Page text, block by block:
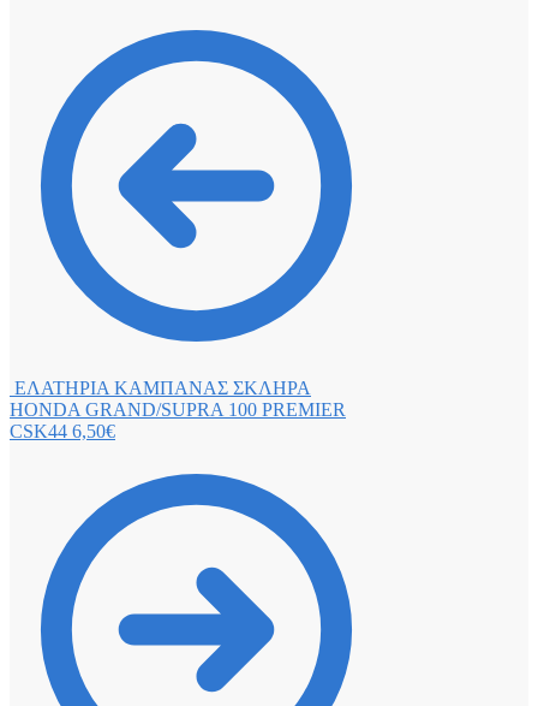
ΕΛΑΤΗΡΙΑ ΚΑΜΠΑΝΑΣ ΣΚΛΗΡΑ
HONDA GRAND/SUPRA 100 PREMIER
CSK44 6,50€